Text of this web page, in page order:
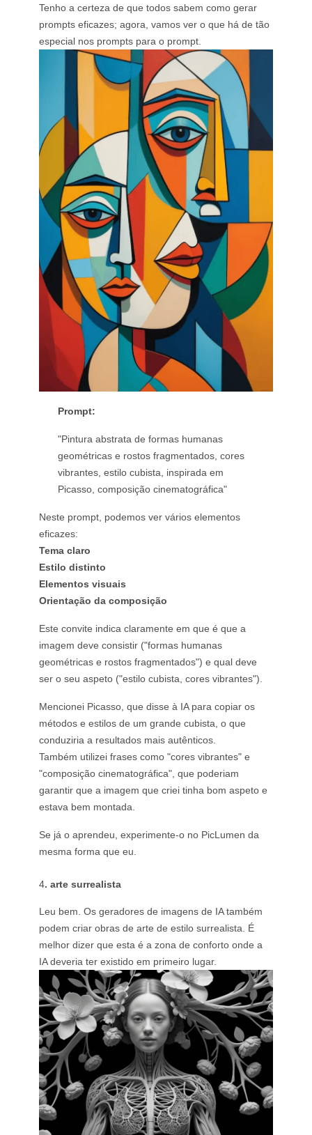
Tenho a certeza de que todos sabem como gerar
prompts eficazes; agora, vamos ver o que há de tão
especial nos prompts para o prompt.
Prompt:
"Pintura abstrata de formas humanas
geométricas e rostos fragmentados, cores
vibrantes, estilo cubista, inspirada em
Picasso, composição cinematográfica"
Neste prompt, podemos ver vários elementos
eficazes:
Tema claro
Estilo distinto
Elementos visuais
Orientação da composição
Este convite indica claramente em que é que a
imagem deve consistir ("formas humanas
geométricas e rostos fragmentados") e qual deve
ser o seu aspeto ("estilo cubista, cores vibrantes").
Mencionei Picasso, que disse à IA para copiar os
métodos e estilos de um grande cubista, o que
conduziria a resultados mais autênticos.
Também utilizei frases como "cores vibrantes" e
"composição cinematográfica", que poderiam
garantir que a imagem que criei tinha bom aspeto e
estava bem montada.
Se já o aprendeu, experimente-o no PicLumen da
mesma forma que eu.
4. arte surrealista
Leu bem. Os geradores de imagens de IA também
podem criar obras de arte de estilo surrealista. É
melhor dizer que esta é a zona de conforto onde a
IA deveria ter existido em primeiro lugar.